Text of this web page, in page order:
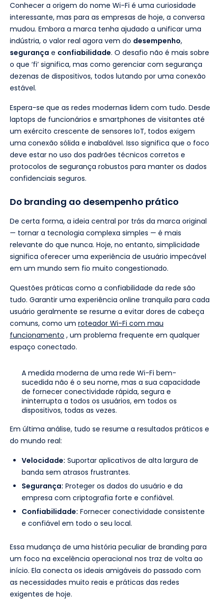
Conhecer a origem do nome Wi-Fi é uma curiosidade
interessante, mas para as empresas de hoje, a conversa
mudou. Embora a marca tenha ajudado a unificar uma
indústria, o valor real agora vem do desempenho,
segurança e confiabilidade. O desafio não é mais sobre
o que ‘fi’ significa, mas como gerenciar com segurança
dezenas de dispositivos, todos lutando por uma conexão
estável.
Espera-se que as redes modernas lidem com tudo. Desde
laptops de funcionários e smartphones de visitantes até
um exército crescente de sensores IoT, todos exigem
uma conexão sólida e inabalável. Isso significa que o foco
deve estar no uso dos padrões técnicos corretos e
protocolos de segurança robustos para manter os dados
confidenciais seguros.
Do branding ao desempenho prático
De certa forma, a ideia central por trás da marca original
— tornar a tecnologia complexa simples — é mais
relevante do que nunca. Hoje, no entanto, simplicidade
significa oferecer uma experiência de usuário impecável
em um mundo sem fio muito congestionado.
Questões práticas como a confiabilidade da rede são
tudo. Garantir uma experiência online tranquila para cada
usuário geralmente se resume a evitar dores de cabeça
comuns, como um roteador Wi-Fi com mau
funcionamento , um problema frequente em qualquer
espaço conectado.
A medida moderna de uma rede Wi-Fi bem-
sucedida não é o seu nome, mas a sua capacidade
de fornecer conectividade rápida, segura e
ininterrupta a todos os usuários, em todos os
dispositivos, todas as vezes.
Em última análise, tudo se resume a resultados práticos e
do mundo real:
Velocidade: Suportar aplicativos de alta largura de
banda sem atrasos frustrantes.
Segurança: Proteger os dados do usuário e da
empresa com criptografia forte e confiável.
Confiabilidade: Fornecer conectividade consistente
e confiável em todo o seu local.
Essa mudança de uma história peculiar de branding para
um foco na excelência operacional nos traz de volta ao
início. Ela conecta os ideais amigáveis do passado com
as necessidades muito reais e práticas das redes
exigentes de hoje.